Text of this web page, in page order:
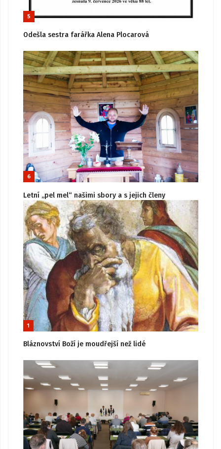
5
Odešla sestra farářka Alena Plocarová
6
Letní „pel mel“ našimi sbory a s jejich členy
1
Bláznovství Boží je moudřejší než lidé